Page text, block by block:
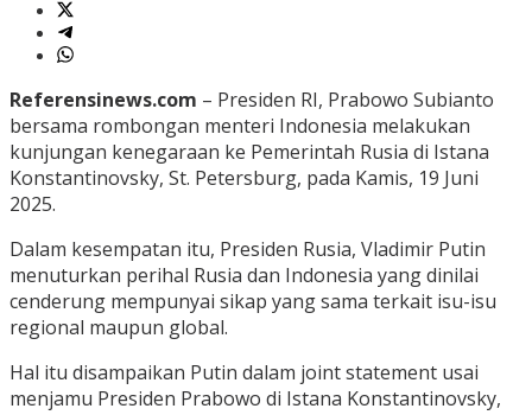
Referensinews.com – Presiden RI, Prabowo Subianto
bersama rombongan menteri Indonesia melakukan
kunjungan kenegaraan ke Pemerintah Rusia di Istana
Konstantinovsky, St. Petersburg, pada Kamis, 19 Juni
2025.
Dalam kesempatan itu, Presiden Rusia, Vladimir Putin
menuturkan perihal Rusia dan Indonesia yang dinilai
cenderung mempunyai sikap yang sama terkait isu-isu
regional maupun global.
Hal itu disampaikan Putin dalam joint statement usai
menjamu Presiden Prabowo di Istana Konstantinovsky,